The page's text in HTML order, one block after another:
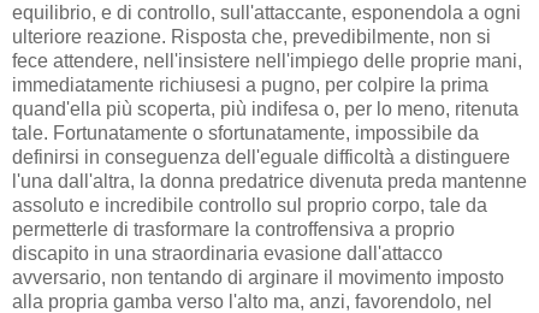
equilibrio, e di controllo, sull'attaccante, esponendola a ogni
ulteriore reazione. Risposta che, prevedibilmente, non si
fece attendere, nell'insistere nell'impiego delle proprie mani,
immediatamente richiusesi a pugno, per colpire la prima
quand'ella più scoperta, più indifesa o, per lo meno, ritenuta
tale. Fortunatamente o sfortunatamente, impossibile da
definirsi in conseguenza dell'eguale difficoltà a distinguere
l'una dall'altra, la donna predatrice divenuta preda mantenne
assoluto e incredibile controllo sul proprio corpo, tale da
permetterle di trasformare la controffensiva a proprio
discapito in una straordinaria evasione dall'attacco
avversario, non tentando di arginare il movimento imposto
alla propria gamba verso l'alto ma, anzi, favorendolo, nel